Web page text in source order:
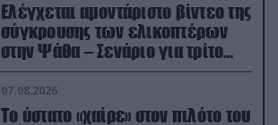
Ελέγχεται αμοντάριστο βίντεο της
σύγκρουσης των ελικοπτέρων
στην Ψάθα – Σενάριο για τρίτο
ελικόπτερο
07.08.2026
Το ύστατο «χαίρε» στον πιλότο του